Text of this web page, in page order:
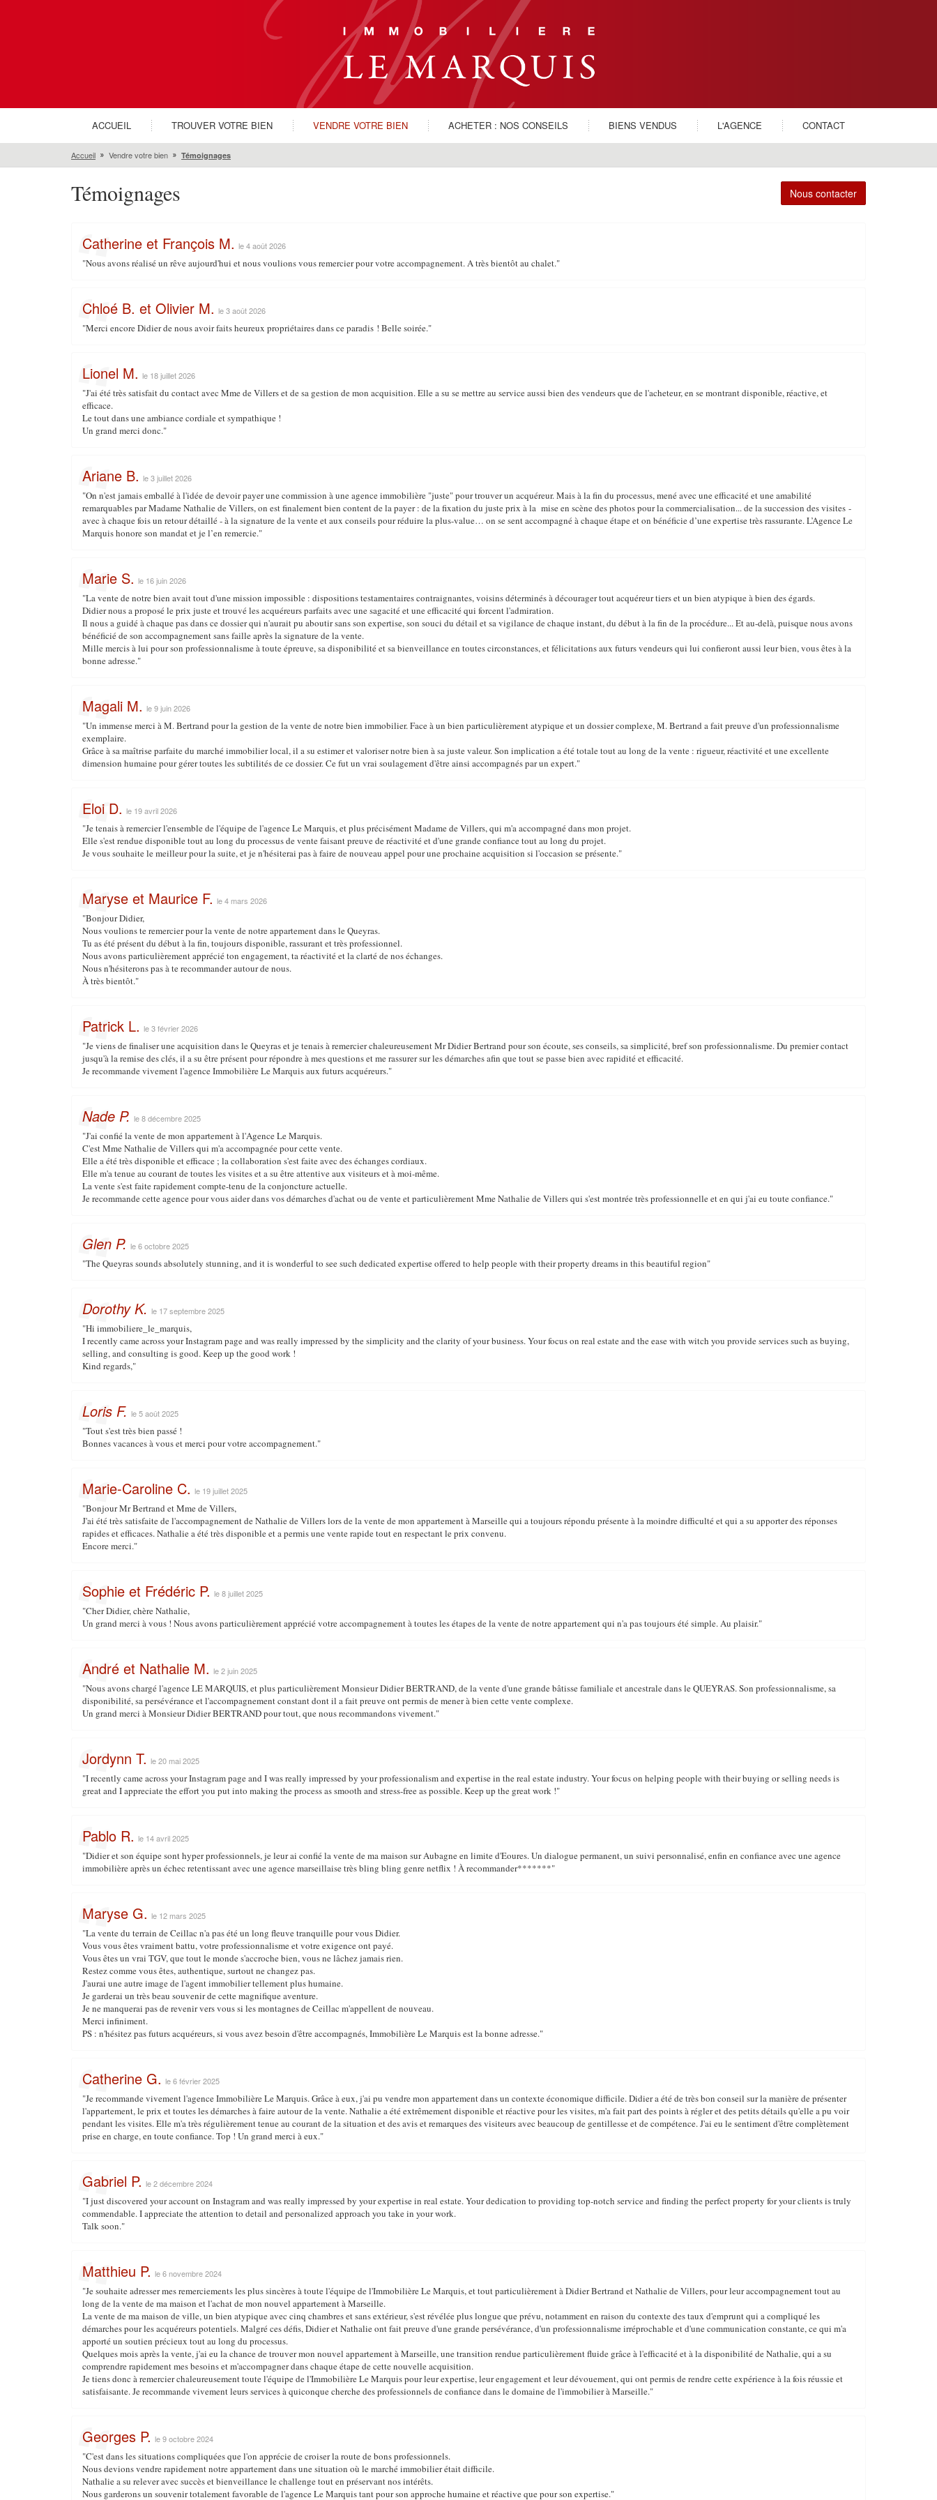
ACCUEIL TROUVER VOTRE BIEN VENDRE VOTRE BIEN ACHETER : NOS CONSEILS BIENS VENDUS L'AGENCE CONTACT
Accueil Vendre votre bien Témoignages
Témoignages Nous contacter
Catherine et François M. le 4 août 2026
"Nous avons réalisé un rêve aujourd'hui et nous voulions vous remercier pour votre accompagnement. A très bientôt au chalet."
Chloé B. et Olivier M. le 3 août 2026
"Merci encore Didier de nous avoir faits heureux propriétaires dans ce paradis ! Belle soirée."
Lionel M. le 18 juillet 2026
"J'ai été très satisfait du contact avec Mme de Villers et de sa gestion de mon acquisition. Elle a su se mettre au service aussi bien des vendeurs que de l'acheteur, en se montrant disponible, réactive, et
efficace.
Le tout dans une ambiance cordiale et sympathique !
Un grand merci donc."
Ariane B. le 3 juillet 2026
"On n'est jamais emballé à l'idée de devoir payer une commission à une agence immobilière "juste" pour trouver un acquéreur. Mais à la fin du processus, mené avec une efficacité et une amabilité
remarquables par Madame Nathalie de Villers, on est finalement bien content de la payer : de la fixation du juste prix à la mise en scène des photos pour la commercialisation... de la succession des visites -
avec à chaque fois un retour détaillé - à la signature de la vente et aux conseils pour réduire la plus-value… on se sent accompagné à chaque étape et on bénéficie d’une expertise très rassurante. L’Agence Le
Marquis honore son mandat et je l’en remercie."
Marie S. le 16 juin 2026
"La vente de notre bien avait tout d'une mission impossible : dispositions testamentaires contraignantes, voisins déterminés à décourager tout acquéreur tiers et un bien atypique à bien des égards.
Didier nous a proposé le prix juste et trouvé les acquéreurs parfaits avec une sagacité et une efficacité qui forcent l'admiration.
Il nous a guidé à chaque pas dans ce dossier qui n'aurait pu aboutir sans son expertise, son souci du détail et sa vigilance de chaque instant, du début à la fin de la procédure... Et au-delà, puisque nous avons
bénéficié de son accompagnement sans faille après la signature de la vente.
Mille mercis à lui pour son professionnalisme à toute épreuve, sa disponibilité et sa bienveillance en toutes circonstances, et félicitations aux futurs vendeurs qui lui confieront aussi leur bien, vous êtes à la
bonne adresse."
Magali M. le 9 juin 2026
"Un immense merci à M. Bertrand pour la gestion de la vente de notre bien immobilier. Face à un bien particulièrement atypique et un dossier complexe, M. Bertrand a fait preuve d'un professionnalisme
exemplaire.
Grâce à sa maîtrise parfaite du marché immobilier local, il a su estimer et valoriser notre bien à sa juste valeur. Son implication a été totale tout au long de la vente : rigueur, réactivité et une excellente
dimension humaine pour gérer toutes les subtilités de ce dossier. Ce fut un vrai soulagement d'être ainsi accompagnés par un expert."
Eloi D. le 19 avril 2026
"Je tenais à remercier l'ensemble de l'équipe de l'agence Le Marquis, et plus précisément Madame de Villers, qui m'a accompagné dans mon projet.
Elle s'est rendue disponible tout au long du processus de vente faisant preuve de réactivité et d'une grande confiance tout au long du projet.
Je vous souhaite le meilleur pour la suite, et je n'hésiterai pas à faire de nouveau appel pour une prochaine acquisition si l'occasion se présente."
Maryse et Maurice F. le 4 mars 2026
"Bonjour Didier,
Nous voulions te remercier pour la vente de notre appartement dans le Queyras.
Tu as été présent du début à la fin, toujours disponible, rassurant et très professionnel.
Nous avons particulièrement apprécié ton engagement, ta réactivité et la clarté de nos échanges.
Nous n'hésiterons pas à te recommander autour de nous.
À très bientôt."
Patrick L. le 3 février 2026
"Je viens de finaliser une acquisition dans le Queyras et je tenais à remercier chaleureusement Mr Didier Bertrand pour son écoute, ses conseils, sa simplicité, bref son professionnalisme. Du premier contact
jusqu'à la remise des clés, il a su être présent pour répondre à mes questions et me rassurer sur les démarches afin que tout se passe bien avec rapidité et efficacité.
Je recommande vivement l'agence Immobilière Le Marquis aux futurs acquéreurs."
Nade P. le 8 décembre 2025
"J'ai confié la vente de mon appartement à l'Agence Le Marquis.
C'est Mme Nathalie de Villers qui m'a accompagnée pour cette vente.
Elle a été très disponible et efficace ; la collaboration s'est faite avec des échanges cordiaux.
Elle m'a tenue au courant de toutes les visites et a su être attentive aux visiteurs et à moi-même.
La vente s'est faite rapidement compte-tenu de la conjoncture actuelle.
Je recommande cette agence pour vous aider dans vos démarches d'achat ou de vente et particulièrement Mme Nathalie de Villers qui s'est montrée très professionnelle et en qui j'ai eu toute confiance."
Glen P. le 6 octobre 2025
"The Queyras sounds absolutely stunning, and it is wonderful to see such dedicated expertise offered to help people with their property dreams in this beautiful region"
Dorothy K. le 17 septembre 2025
"Hi immobiliere_le_marquis,
I recently came across your Instagram page and was really impressed by the simplicity and the clarity of your business. Your focus on real estate and the ease with witch you provide services such as buying,
selling, and consulting is good. Keep up the good work !
Kind regards,"
Loris F. le 5 août 2025
"Tout s'est très bien passé !
Bonnes vacances à vous et merci pour votre accompagnement."
Marie-Caroline C. le 19 juillet 2025
"Bonjour Mr Bertrand et Mme de Villers,
J'ai été très satisfaite de l'accompagnement de Nathalie de Villers lors de la vente de mon appartement à Marseille qui a toujours répondu présente à la moindre difficulté et qui a su apporter des réponses
rapides et efficaces. Nathalie a été très disponible et a permis une vente rapide tout en respectant le prix convenu.
Encore merci."
Sophie et Frédéric P. le 8 juillet 2025
"Cher Didier, chère Nathalie,
Un grand merci à vous ! Nous avons particulièrement apprécié votre accompagnement à toutes les étapes de la vente de notre appartement qui n'a pas toujours été simple. Au plaisir."
André et Nathalie M. le 2 juin 2025
"Nous avons chargé l'agence LE MARQUIS, et plus particulièrement Monsieur Didier BERTRAND, de la vente d'une grande bâtisse familiale et ancestrale dans le QUEYRAS. Son professionnalisme, sa
disponibilité, sa persévérance et l'accompagnement constant dont il a fait preuve ont permis de mener à bien cette vente complexe.
Un grand merci à Monsieur Didier BERTRAND pour tout, que nous recommandons vivement."
Jordynn T. le 20 mai 2025
"I recently came across your Instagram page and I was really impressed by your professionalism and expertise in the real estate industry. Your focus on helping people with their buying or selling needs is
great and I appreciate the effort you put into making the process as smooth and stress-free as possible. Keep up the great work !"
Pablo R. le 14 avril 2025
"Didier et son équipe sont hyper professionnels, je leur ai confié la vente de ma maison sur Aubagne en limite d'Eoures. Un dialogue permanent, un suivi personnalisé, enfin en confiance avec une agence
immobilière après un échec retentissant avec une agence marseillaise très bling bling genre netflix ! À recommander*******"
Maryse G. le 12 mars 2025
"La vente du terrain de Ceillac n'a pas été un long fleuve tranquille pour vous Didier.
Vous vous êtes vraiment battu, votre professionnalisme et votre exigence ont payé.
Vous êtes un vrai TGV, que tout le monde s'accroche bien, vous ne lâchez jamais rien.
Restez comme vous êtes, authentique, surtout ne changez pas.
J'aurai une autre image de l'agent immobilier tellement plus humaine.
Je garderai un très beau souvenir de cette magnifique aventure.
Je ne manquerai pas de revenir vers vous si les montagnes de Ceillac m'appellent de nouveau.
Merci infiniment.
PS : n'hésitez pas futurs acquéreurs, si vous avez besoin d'être accompagnés, Immobilière Le Marquis est la bonne adresse."
Catherine G. le 6 février 2025
"Je recommande vivement l'agence Immobilière Le Marquis. Grâce à eux, j'ai pu vendre mon appartement dans un contexte économique difficile. Didier a été de très bon conseil sur la manière de présenter
l'appartement, le prix et toutes les démarches à faire autour de la vente. Nathalie a été extrêmement disponible et réactive pour les visites, m'a fait part des points à régler et des petits détails qu'elle a pu voir
pendant les visites. Elle m'a très régulièrement tenue au courant de la situation et des avis et remarques des visiteurs avec beaucoup de gentillesse et de compétence. J'ai eu le sentiment d'être complètement
prise en charge, en toute confiance. Top ! Un grand merci à eux."
Gabriel P. le 2 décembre 2024
"I just discovered your account on Instagram and was really impressed by your expertise in real estate. Your dedication to providing top-notch service and finding the perfect property for your clients is truly
commendable. I appreciate the attention to detail and personalized approach you take in your work.
Talk soon."
Matthieu P. le 6 novembre 2024
"Je souhaite adresser mes remerciements les plus sincères à toute l'équipe de l'Immobilière Le Marquis, et tout particulièrement à Didier Bertrand et Nathalie de Villers, pour leur accompagnement tout au
long de la vente de ma maison et l'achat de mon nouvel appartement à Marseille.
La vente de ma maison de ville, un bien atypique avec cinq chambres et sans extérieur, s'est révélée plus longue que prévu, notamment en raison du contexte des taux d'emprunt qui a compliqué les
démarches pour les acquéreurs potentiels. Malgré ces défis, Didier et Nathalie ont fait preuve d'une grande persévérance, d'un professionnalisme irréprochable et d'une communication constante, ce qui m'a
apporté un soutien précieux tout au long du processus.
Quelques mois après la vente, j'ai eu la chance de trouver mon nouvel appartement à Marseille, une transition rendue particulièrement fluide grâce à l'efficacité et à la disponibilité de Nathalie, qui a su
comprendre rapidement mes besoins et m'accompagner dans chaque étape de cette nouvelle acquisition.
Je tiens donc à remercier chaleureusement toute l'équipe de l'Immobilière Le Marquis pour leur expertise, leur engagement et leur dévouement, qui ont permis de rendre cette expérience à la fois réussie et
satisfaisante. Je recommande vivement leurs services à quiconque cherche des professionnels de confiance dans le domaine de l'immobilier à Marseille."
Georges P. le 9 octobre 2024
"C'est dans les situations compliquées que l'on apprécie de croiser la route de bons professionnels.
Nous devions vendre rapidement notre appartement dans une situation où le marché immobilier était difficile.
Nathalie a su relever avec succès et bienveillance le challenge tout en préservant nos intérêts.
Nous garderons un souvenir totalement favorable de l'agence Le Marquis tant pour son approche humaine et réactive que pour son expertise."